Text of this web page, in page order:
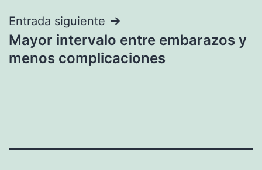
Entrada siguiente
Mayor intervalo entre embarazos y
menos complicaciones